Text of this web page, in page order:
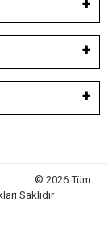
Tüm
Saklıdır